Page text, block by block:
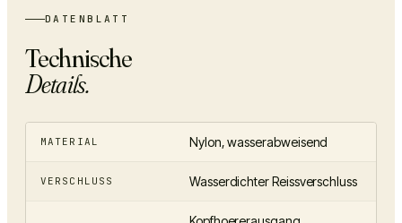
DATENBLATT
Technische
Details.
MATERIAL Nylon, wasserabweisend
VERSCHLUSS Wasserdichter Reissverschluss